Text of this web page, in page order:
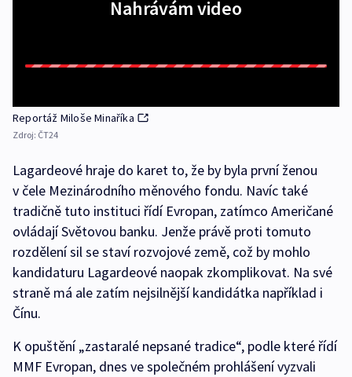
Nahrávám video
Reportáž Miloše Minaříka
Zdroj: ČT24
Lagardeové hraje do karet to, že by byla první ženou
v čele Mezinárodního měnového fondu. Navíc také
tradičně tuto instituci řídí Evropan, zatímco Američané
ovládají Světovou banku. Jenže právě proti tomuto
rozdělení sil se staví rozvojové země, což by mohlo
kandidaturu Lagardeové naopak zkomplikovat. Na své
straně má ale zatím nejsilnější kandidátka například i
Čínu.
K opuštění „zastaralé nepsané tradice“, podle které řídí
MMF Evropan, dnes ve společném prohlášení vyzvali